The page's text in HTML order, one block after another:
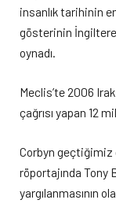
insanlık tarihinin
gösterinin İngiltere
oynadı.
Meclis’te 2006
çağrısı yapan 12
Corbyn geçtiğimiz
röportajında Tony
yargılanmasının